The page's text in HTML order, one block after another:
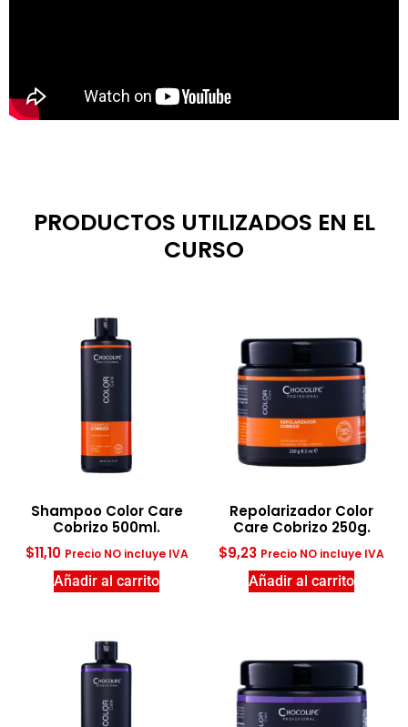
PRODUCTOS UTILIZADOS EN EL
CURSO
Shampoo Color Care
Cobrizo 500ml.
$11,10 Precio NO incluye IVA
Añadir al carrito
Repolarizador Color
Care Cobrizo 250g.
$9,23 Precio NO incluye IVA
Añadir al carrito